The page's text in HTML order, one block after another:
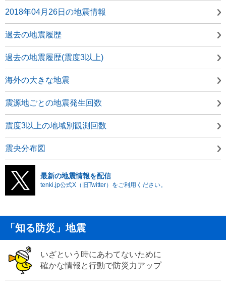
2018年04月26日の地震情報
過去の地震履歴
過去の地震履歴(震度3以上)
海外の大きな地震
震源地ごとの地震発生回数
震度3以上の地域別観測回数
震央分布図
最新の地震情報を配信
tenki.jp公式X（旧Twitter）をご利用ください。
「知る防災」地震
いざという時にあわてないために
確かな情報と行動で防災力アップ